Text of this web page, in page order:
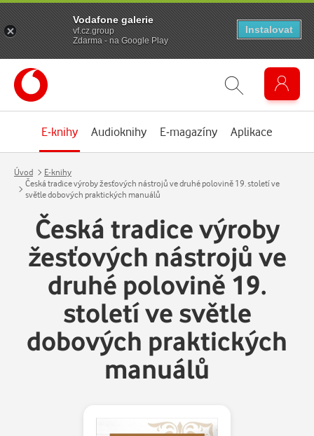
E-knihy Audioknihy E-magazíny Aplikace
Úvod
E-knihy
Česká tradice výroby žesťových nástrojů ve druhé polovině 19. století ve
světle dobových praktických manuálů
Česká tradice výroby
žesťových nástrojů ve
druhé polovině 19.
století ve světle
dobových praktických
manuálů
Vodafone galerie
vf.cz.group
Zdarma - na Google Play
Instalovat